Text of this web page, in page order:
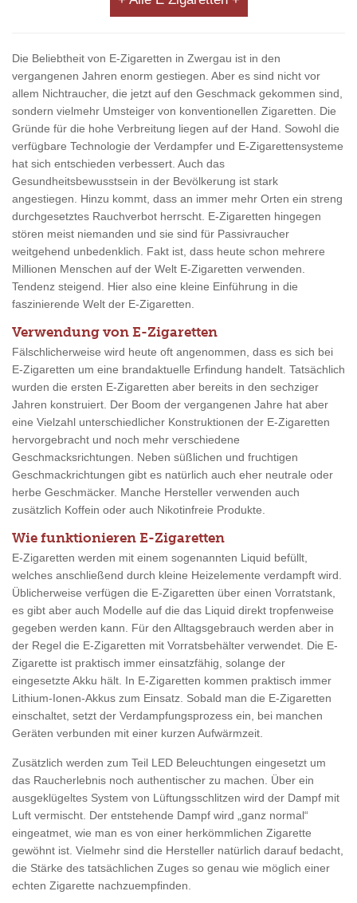
Die Beliebtheit von E-Zigaretten in Zwergau ist in den
vergangenen Jahren enorm gestiegen. Aber es sind nicht vor
allem Nichtraucher, die jetzt auf den Geschmack gekommen sind,
sondern vielmehr Umsteiger von konventionellen Zigaretten. Die
Gründe für die hohe Verbreitung liegen auf der Hand. Sowohl die
verfügbare Technologie der Verdampfer und E-Zigarettensysteme
hat sich entschieden verbessert. Auch das
Gesundheitsbewusstsein in der Bevölkerung ist stark
angestiegen. Hinzu kommt, dass an immer mehr Orten ein streng
durchgesetztes Rauchverbot herrscht. E-Zigaretten hingegen
stören meist niemanden und sie sind für Passivraucher
weitgehend unbedenklich. Fakt ist, dass heute schon mehrere
Millionen Menschen auf der Welt E-Zigaretten verwenden.
Tendenz steigend. Hier also eine kleine Einführung in die
faszinierende Welt der E-Zigaretten.
Verwendung von E-Zigaretten
Fälschlicherweise wird heute oft angenommen, dass es sich bei
E-Zigaretten um eine brandaktuelle Erfindung handelt. Tatsächlich
wurden die ersten E-Zigaretten aber bereits in den sechziger
Jahren konstruiert. Der Boom der vergangenen Jahre hat aber
eine Vielzahl unterschiedlicher Konstruktionen der E-Zigaretten
hervorgebracht und noch mehr verschiedene
Geschmacksrichtungen. Neben süßlichen und fruchtigen
Geschmackrichtungen gibt es natürlich auch eher neutrale oder
herbe Geschmäcker. Manche Hersteller verwenden auch
zusätzlich Koffein oder auch Nikotinfreie Produkte.
Wie funktionieren E-Zigaretten
E-Zigaretten werden mit einem sogenannten Liquid befüllt,
welches anschließend durch kleine Heizelemente verdampft wird.
Üblicherweise verfügen die E-Zigaretten über einen Vorratstank,
es gibt aber auch Modelle auf die das Liquid direkt tropfenweise
gegeben werden kann. Für den Alltagsgebrauch werden aber in
der Regel die E-Zigaretten mit Vorratsbehälter verwendet. Die E-
Zigarette ist praktisch immer einsatzfähig, solange der
eingesetzte Akku hält. In E-Zigaretten kommen praktisch immer
Lithium-Ionen-Akkus zum Einsatz. Sobald man die E-Zigaretten
einschaltet, setzt der Verdampfungsprozess ein, bei manchen
Geräten verbunden mit einer kurzen Aufwärmzeit.
Zusätzlich werden zum Teil LED Beleuchtungen eingesetzt um
das Raucherlebnis noch authentischer zu machen. Über ein
ausgeklügeltes System von Lüftungsschlitzen wird der Dampf mit
Luft vermischt. Der entstehende Dampf wird „ganz normal“
eingeatmet, wie man es von einer herkömmlichen Zigarette
gewöhnt ist. Vielmehr sind die Hersteller natürlich darauf bedacht,
die Stärke des tatsächlichen Zuges so genau wie möglich einer
echten Zigarette nachzuempfinden.